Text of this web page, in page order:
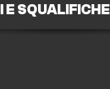
E SQUALIFICHE